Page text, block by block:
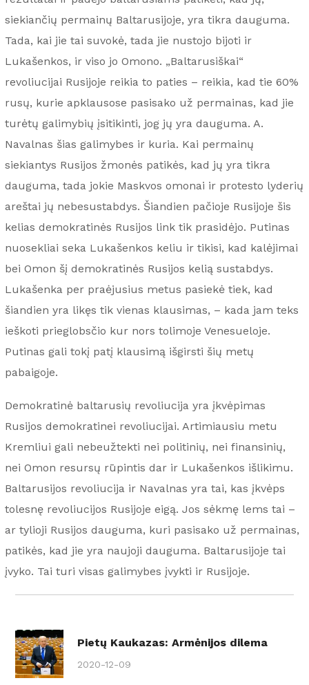
siekiančių permainų Baltarusijoje, yra tikra dauguma.
Tada, kai jie tai suvokė, tada jie nustojo bijoti ir
Lukašenkos, ir viso jo Omono. „Baltarusiškai“
revoliucijai Rusijoje reikia to paties – reikia, kad tie 60%
rusų, kurie apklausose pasisako už permainas, kad jie
turėtų galimybių įsitikinti, jog jų yra dauguma. A.
Navalnas šias galimybes ir kuria. Kai permainų
siekiantys Rusijos žmonės patikės, kad jų yra tikra
dauguma, tada jokie Maskvos omonai ir protesto lyderių
areštai jų nebesustabdys. Šiandien pačioje Rusijoje šis
kelias demokratinės Rusijos link tik prasidėjo. Putinas
nuosekliai seka Lukašenkos keliu ir tikisi, kad kalėjimai
bei Omon šį demokratinės Rusijos kelią sustabdys.
Lukašenka per praėjusius metus pasiekė tiek, kad
šiandien yra likęs tik vienas klausimas, – kada jam teks
ieškoti prieglobsčio kur nors tolimoje Venesueloje.
Putinas gali tokį patį klausimą išgirsti šių metų
pabaigoje.
Demokratinė baltarusių revoliucija yra įkvėpimas
Rusijos demokratinei revoliucijai. Artimiausiu metu
Kremliui gali nebeužtekti nei politinių, nei finansinių,
nei Omon resursų rūpintis dar ir Lukašenkos išlikimu.
Baltarusijos revoliucija ir Navalnas yra tai, kas įkvėps
tolesnę revoliucijos Rusijoje eigą. Jos sėkmę lems tai –
ar tylioji Rusijos dauguma, kuri pasisako už permainas,
patikės, kad jie yra naujoji dauguma. Baltarusijoje tai
įvyko. Tai turi visas galimybes įvykti ir Rusijoje.
Pietų Kaukazas: Armėnijos dilema
2020-12-09